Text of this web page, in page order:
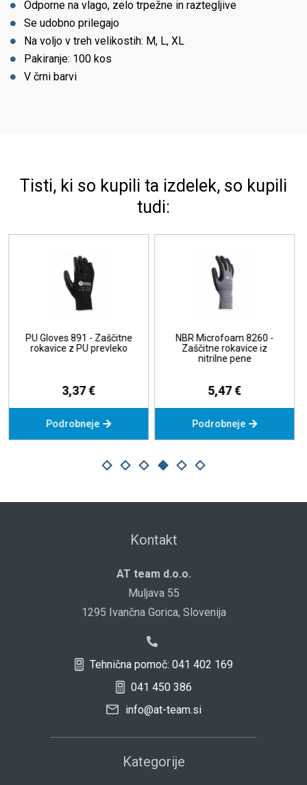
Odporne na vlago, zelo trpežne in raztegljive
Se udobno prilegajo
Na voljo v treh velikostih: M, L, XL
Pakiranje: 100 kos
V črni barvi
Tisti, ki so kupili ta izdelek, so kupili
tudi:
NBR Microfoam 8260 -
Zaščitne rokavice iz
5,47 €
Podrobneje
Ear Plugs - Ušesni čepki
Povpraševanje
Kontakt
AT team d.o.o.
Muljava 55
1295 Ivančna Gorica, Slovenija
Tehnična pomoč: 041 402 169
041 450 386
info@at-team.si
Kategorije